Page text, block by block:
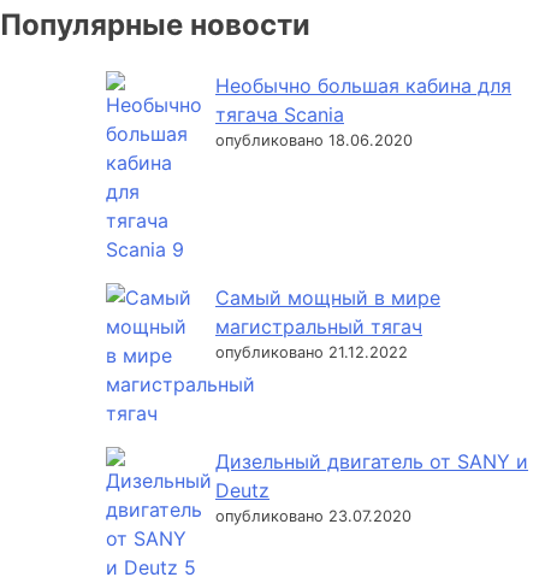
Популярные новости
Необычно большая кабина для
тягача Scania
опубликовано 18.06.2020
Самый мощный в мире
магистральный тягач
опубликовано 21.12.2022
Дизельный двигатель от SANY и
Deutz
опубликовано 23.07.2020